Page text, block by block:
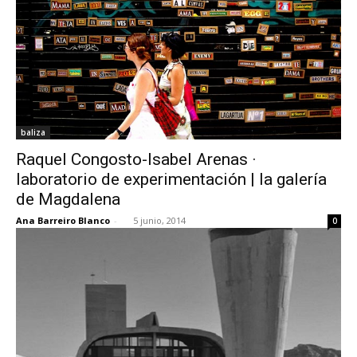
baliza
Raquel Congosto-Isabel Arenas ·
laboratorio de experimentación | la galería
de Magdalena
Ana Barreiro Blanco - 5 junio, 2014 0